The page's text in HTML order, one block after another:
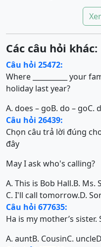
Các câu hỏi khác:
Câu hỏi 25472:
Where __________ your
holiday last year?
A. does – goB. do – goC.
Câu hỏi 26439:
Chọn câu trả lời đúng
đây
May I ask who's calling?
A. This is Bob Hall.B. Ms.
C. I'll call tomorrow.D.
Câu hỏi 677635:
Ha is my mother’s
A. auntB. CousinC. uncle